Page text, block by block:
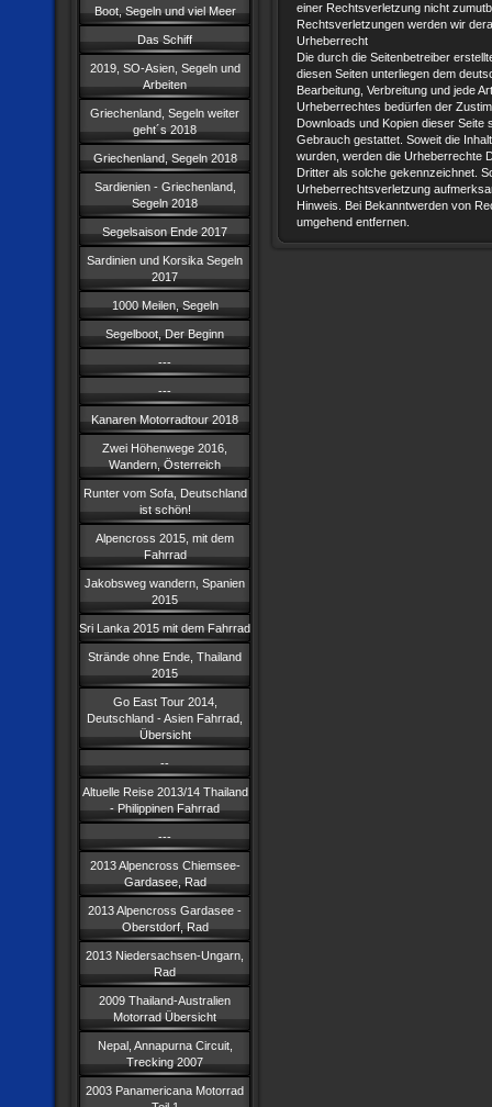
Boot, Segeln und viel Meer
Das Schiff
2019, SO-Asien, Segeln und
Arbeiten
Griechenland, Segeln weiter
geht´s 2018
Griechenland, Segeln 2018
Sardienien - Griechenland,
Segeln 2018
Segelsaison Ende 2017
Sardinien und Korsika Segeln
2017
1000 Meilen, Segeln
Segelboot, Der Beginn
---
---
Kanaren Motorradtour 2018
Zwei Höhenwege 2016,
Wandern, Österreich
Runter vom Sofa, Deutschland
ist schön!
Alpencross 2015, mit dem
Fahrrad
Jakobsweg wandern, Spanien
2015
Sri Lanka 2015 mit dem Fahrrad
Strände ohne Ende, Thailand
2015
Go East Tour 2014,
Deutschland - Asien Fahrrad,
Übersicht
--
Altuelle Reise 2013/14 Thailand
- Philippinen Fahrrad
---
2013 Alpencross Chiemsee-
Gardasee, Rad
2013 Alpencross Gardasee -
Oberstdorf, Rad
2013 Niedersachsen-Ungarn,
Rad
2009 Thailand-Australien
Motorrad Übersicht
Nepal, Annapurna Circuit,
Trecking 2007
2003 Panamericana Motorrad
einer Rechtsverletzung nicht
Rechtsverletzungen werden wir
Urheberrecht
Die durch die Seitenbetreiber
diesen Seiten unterliegen dem
Bearbeitung, Verbreitung und jede
Urheberrechtes bedürfen der
Downloads und Kopien dieser
Gebrauch gestattet. Soweit die
wurden, werden die Urheberrechte
Dritter als solche gekennzeichnet.
Urheberrechtsverletzung
Hinweis. Bei Bekanntwerden von
umgehend entfernen.